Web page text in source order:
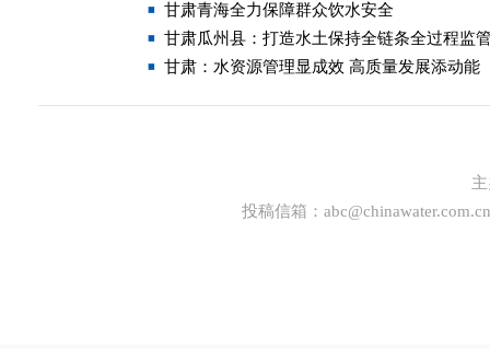
甘肃青海全力保障群众饮水安全
甘肃瓜州县：打造水土保持全链条全过程监
甘肃：水资源管理显成效 高质量发展添动能
投稿信箱： abc@chinawater.com.cn